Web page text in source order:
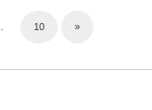
10 »